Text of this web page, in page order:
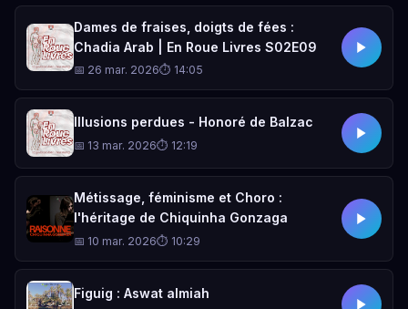
Dames de fraises, doigts de fées :
Chadia Arab | En Roue Livres S02E09
📅 26 mar. 2026⏱ 14:05
Illusions perdues - Honoré de Balzac
📅 13 mar. 2026⏱ 12:19
Métissage, féminisme et Choro :
l'héritage de Chiquinha Gonzaga
📅 10 mar. 2026⏱ 10:29
Figuig : Aswat almiah